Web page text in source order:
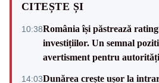
CITEȘTE ȘI
10:38România își păstrează
investițiilor. Un semnal
avertisment pentru autorități
14:03Dunărea crește ușor la